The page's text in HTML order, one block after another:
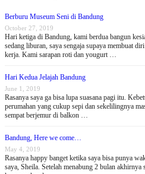
Berburu Museum Seni di Bandung
October 27, 2019
Hari ketiga di Bandung, kami berdua bangun
sedang liburan, saya sengaja supaya membuat
kerja. Kami sarapan roti dan yougurt …
Hari Kedua Jelajah Bandung
June 1, 2019
Rasanya saya ga bisa lupa suasana pagi itu.
perumahan yang cukup sepi dan sekelilingnya
sempat berjemur di balkon …
Bandung, Here we come…
May 4, 2019
Rasanya happy banget ketika saya bisa punya
saya, Sheila. Setelah menabung 2 bulan